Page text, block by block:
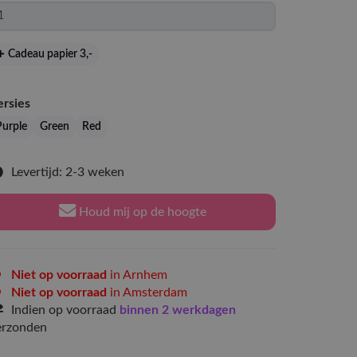
Cadeau papier 3,-
Green Red
Levertijd: 2-3 weken
Houd mij op de hoogte
Niet op voorraad in Arnhem
Niet op voorraad in Amsterdam
Indien op voorraad binnen 2 werkdagen